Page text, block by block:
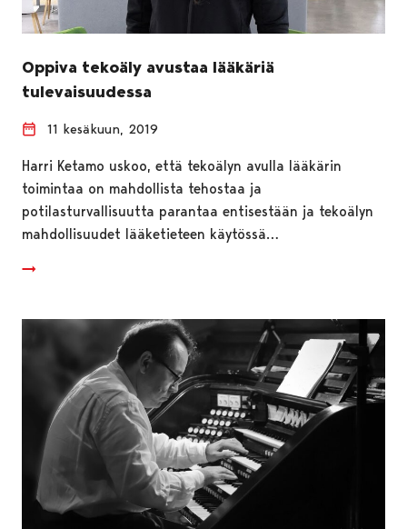
Oppiva tekoäly avustaa lääkäriä
tulevaisuudessa
11 kesäkuun, 2019
Harri Ketamo uskoo, että tekoälyn avulla lääkärin
toimintaa on mahdollista tehostaa ja
potilasturvallisuutta parantaa entisestään ja tekoälyn
mahdollisuudet lääketieteen käytössä…